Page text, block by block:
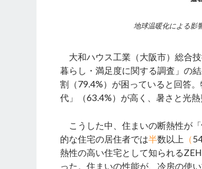
地球温暖化による影
大和ハウス工業（大阪市）総合
暮らし・満足度に関する調査」の
割（79.4%）が困っていると回答
代」（63.4%）が高く、暑さと光
こうした中、住まいの断熱性が
的な住宅の居住者では半数以上 （
熱性の高い住宅として知られる
った。住まいの性能が、冷房の使